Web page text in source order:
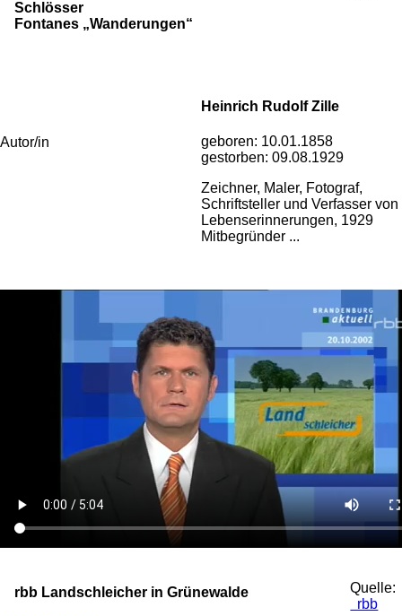
Schlösser
Fontanes „Wanderungen“
Autor/in
Heinrich Rudolf Zille
geboren: 10.01.1858
gestorben: 09.08.1929
Zeichner, Maler, Fotograf,
Schriftsteller und Verfasser von
Lebenserinnerungen, 1929
Mitbegründer ...
rbb Landschleicher in Grünewalde
Quelle:
rbb